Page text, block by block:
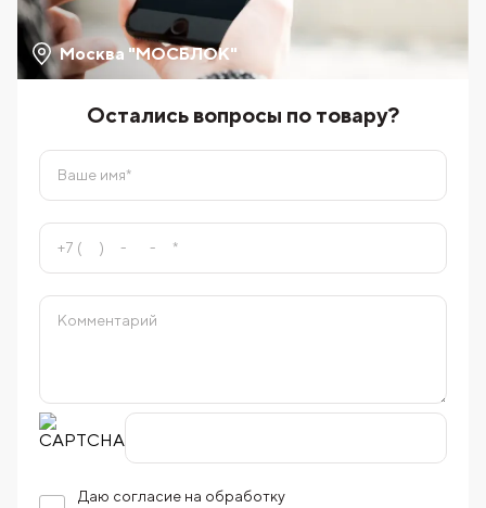
Москва "МОСБЛОК"
Остались вопросы по товару?
Даю согласие на обработку